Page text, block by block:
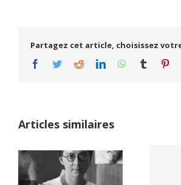
Partagez cet article, choisissez
Facebook
TwitterRedditLinkedInWhatsApp
Tumblr
Articles similaires